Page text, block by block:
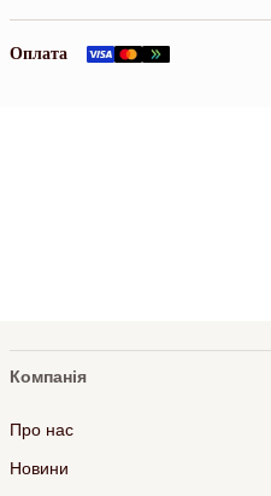
Оплата
Компанія
Про нас
Новини